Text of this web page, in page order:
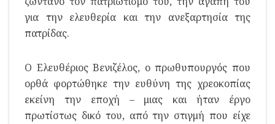
για την ελευθερία και την ανεξαρτησία της
πατρίδας.
Ο Ελευθέριος Βενιζέλος, ο πρωθυπουργός που
ορθά φορτώθηκε την ευθύνη της χρεοκοπίας
εκείνη την εποχή – μιας και ήταν έργο
πρωτίστως δικό του, από την στιγμή που είχε